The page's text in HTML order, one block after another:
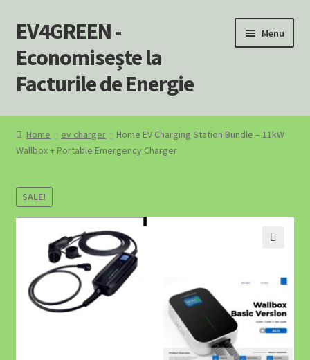
Skip
to
navigation
Skip
to
content
EV4GREEN -
Economisește la
Facturile de Energie
Menu
Home
⚡ Încărcătoare EV – Soluții Complete pentru Mașina Ta
⚡ SOLUȚII EV PENTRU AFACERI
⛽ SOLUȚII EV PENTRU BENZINĂRII ȘI STAȚII PECO
A Powerhouse for Every Home: Your Emergency Backup
About EV4GREEN
Home ev charger
Home EV Charging Station Bundle – 11kW
Wallbox + Portable Emergency Charger
SALE!